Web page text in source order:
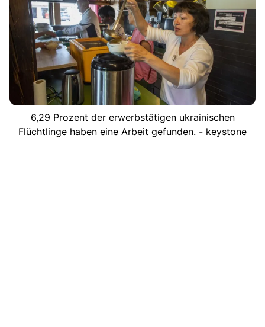
6,29 Prozent der erwerbstätigen ukrainischen
Flüchtlinge haben eine Arbeit gefunden. - keystone